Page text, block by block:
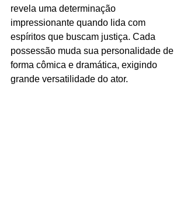
revela uma determinação
impressionante quando lida com
espíritos que buscam justiça. Cada
possessão muda sua personalidade de
forma cômica e dramática, exigindo
grande versatilidade do ator.